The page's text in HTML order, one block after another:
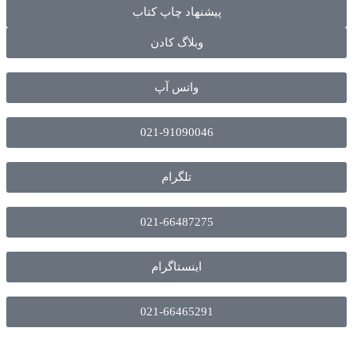
پیشنهاد چاپ کتاب
وبلاگ کادن
واتس آپ
021-91090046
تلگرام
021-66487275
اینستاگرام
021-66465291